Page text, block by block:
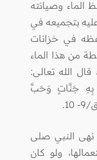
الماء وصيانته
بتجميعه في
في خزانات
من هذا الماء
قال الله تعالى:
بِهِ جَنَّاتٍ وَحَبَّ
نهى النبي صلى
ولو كان